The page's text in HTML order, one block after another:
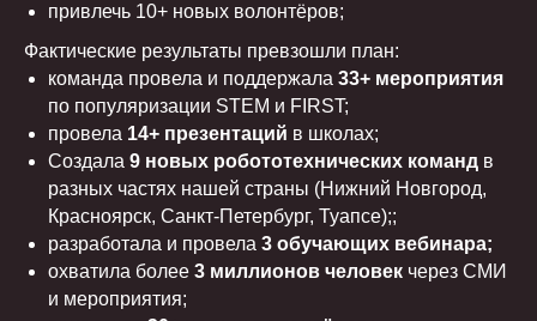
привлечь 10+ новых волонтёров;
Фактические результаты превзошли план:
команда провела и поддержала 33+ мероприятия
по популяризации STEM и FIRST;
провела 14+ презентаций в школах;
Создала 9 новых робототехнических команд в
разных частях нашей страны (Нижний Новгород,
Красноярск, Санкт-Петербург, Туапсе);;
разработала и провела 3 обучающих вебинара;
охватила более 3 миллионов человек через СМИ
и мероприятия;